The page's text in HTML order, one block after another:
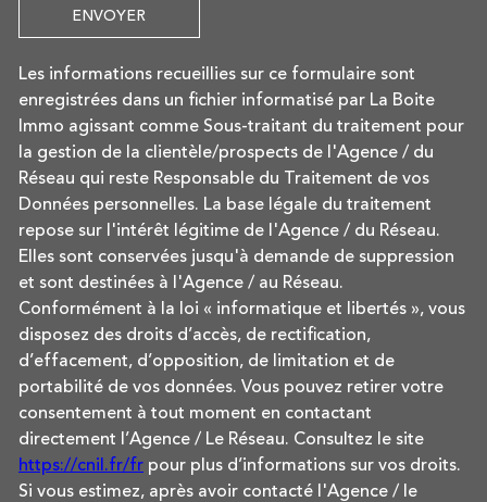
ENVOYER
Les informations recueillies sur ce formulaire sont
enregistrées dans un fichier informatisé par La Boite
Immo agissant comme Sous-traitant du traitement pour
la gestion de la clientèle/prospects de l'Agence / du
Réseau qui reste Responsable du Traitement de vos
Données personnelles. La base légale du traitement
repose sur l'intérêt légitime de l'Agence / du Réseau.
Elles sont conservées jusqu'à demande de suppression
et sont destinées à l'Agence / au Réseau.
Conformément à la loi « informatique et libertés », vous
disposez des droits d’accès, de rectification,
d’effacement, d’opposition, de limitation et de
portabilité de vos données. Vous pouvez retirer votre
consentement à tout moment en contactant
directement l’Agence / Le Réseau. Consultez le site
https://cnil.fr/fr pour plus d’informations sur vos droits.
Si vous estimez, après avoir contacté l'Agence / le